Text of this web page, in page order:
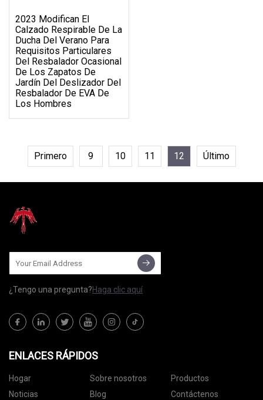
2023 Modifican El
Calzado Respirable De La
Ducha Del Verano Para
Requisitos Particulares
Del Resbalador Ocasional
De Los Zapatos De
Jardín Del Deslizador Del
Resbalador De EVA De
Los Hombres
Primero 9 10 11 12 Último
¿Tengo una pregunta?Haga clic aquí
ENLACES RÁPIDOS
Hogar Sobre nosotros
Productos
Noticias
Blog
Contáctenos